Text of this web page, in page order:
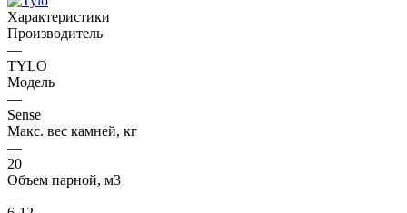
Характеристики
Производитель
—
TYLO
Модель
—
Sense
Макс. вес камней, кг
—
20
Oбъем парной, м3
—